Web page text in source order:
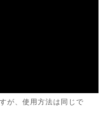
が、使用方法は同じで